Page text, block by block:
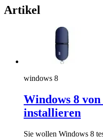
Artikel
windows 8
Windows 8
installieren
Sie wollen Windows 8